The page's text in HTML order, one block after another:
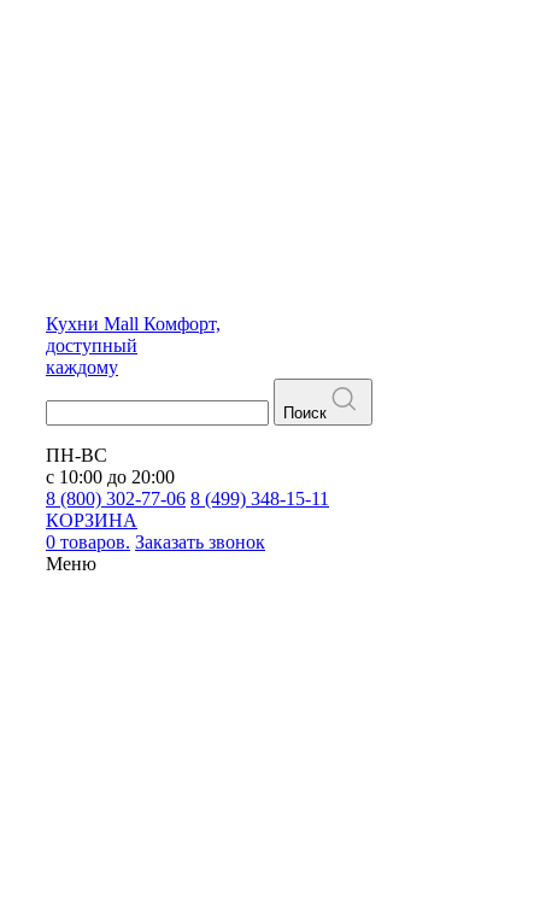
Кухни Mall Комфорт,
доступный
каждому
Поиск
ПН-ВС
с 10:00 до 20:00
8 (800) 302-77-06 8 (499) 348-15-11
КОРЗИНА
0 товаров. Заказать звонок
Меню